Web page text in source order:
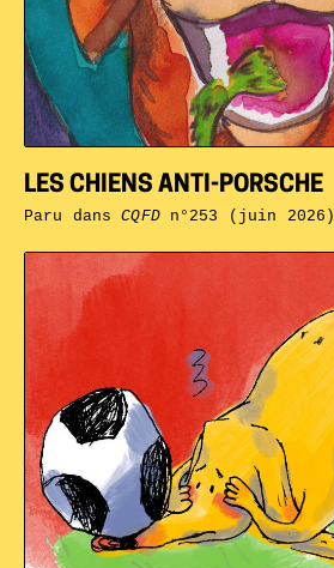
LES CHIENS ANTI-PORSCHE
Paru dansCQFDn°253 (juin 2026)